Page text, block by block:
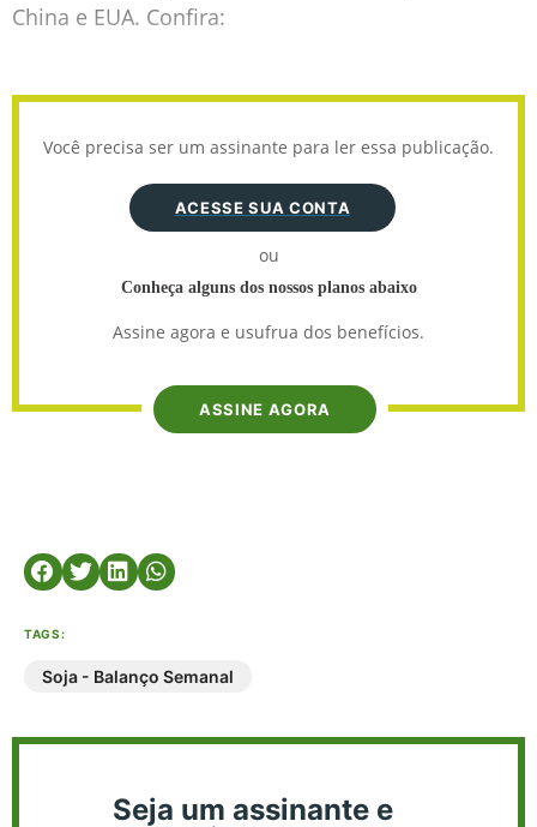
China e EUA. Confira:
Você precisa ser um assinante para ler essa publicação.
ACESSE SUA CONTA
ou
Conheça alguns dos nossos planos abaixo
Assine agora e usufrua dos benefícios.
ASSINE AGORA
TAGS:
Soja - Balanço Semanal
Seja um assinante e